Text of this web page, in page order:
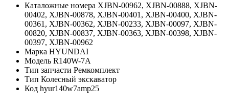
Каталожные номера XJBN-00962, XJBN-00888, XJBN-
00402, XJBN-00878, XJBN-00401, XJBN-00400, XJBN-
00361, XJBN-00362, XJBN-00233, XJBN-00097, XJBN-
00820, XJBN-00837, XJBN-00363, XJBN-00398, XJBN-
00397, XJBN-00962
Марка HYUNDAI
Модель R140W-7A
Тип запчасти Ремкомплект
Тип Колесный экскаватор
Код hyur140w7amp25